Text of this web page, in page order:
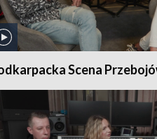
Scena